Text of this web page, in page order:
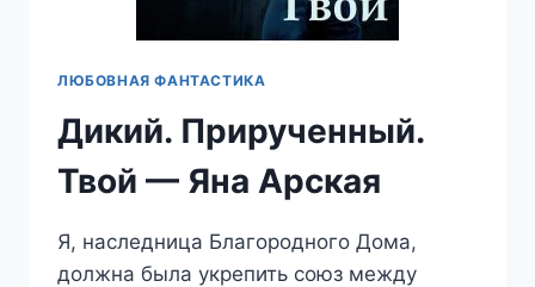
ЛЮБОВНАЯ ФАНТАСТИКА
Дикий. Прирученный.
Твой — Яна Арская
Я, наследница Благородного Дома,
должна была укрепить союз между